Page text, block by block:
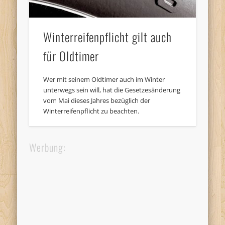
Winterreifenpflicht gilt auch
für Oldtimer
Wer mit seinem Oldtimer auch im Winter
unterwegs sein will, hat die Gesetzesänderung
vom Mai dieses Jahres bezüglich der
Winterreifenpflicht zu beachten.
Werbung: